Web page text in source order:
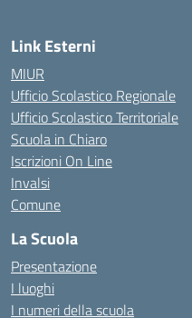
Link Esterni
MIUR
Ufficio Scolastico Regionale
Ufficio Scolastico Territoriale
Scuola in Chiaro
Iscrizioni On Line
Invalsi
Comune
La Scuola
Presentazione
I luoghi
I numeri della scuola